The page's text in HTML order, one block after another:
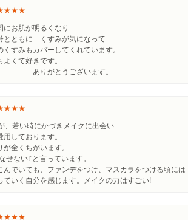
にお肌が明るくなり
とともに くすみが気になって
くすみもカバーしてくれています。
よくて好きです。
とうございます。
、若い時にかづきメイクに出会い
用しております。
が全くちがいます。
せない!”と言っています。
んでいても、ファンデをつけ、マスカラをつける頃には
ていく自分を感じます。メイクの力はすごい!